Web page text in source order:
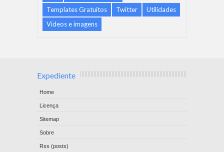
Templates Gratuitos
Twitter
Utilidades
Vídeos e imagens
Expediente
Home
Licença
Sitemap
Sobre
Rss (posts)